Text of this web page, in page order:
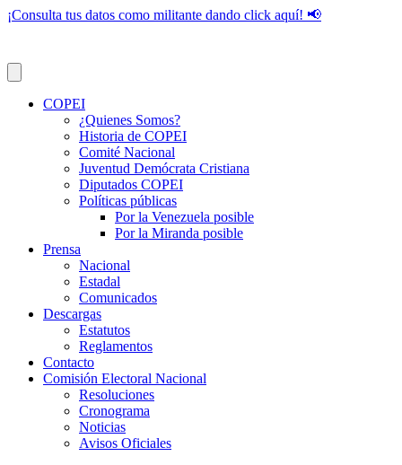
¡Consulta tus datos como militante dando click aquí! 📢
COPEI
¿Quienes Somos?
Historia de COPEI
Comité Nacional
Juventud Demócrata Cristiana
Diputados COPEI
Políticas públicas
Por la Venezuela posible
Por la Miranda posible
Prensa
Nacional
Estadal
Comunicados
Descargas
Estatutos
Reglamentos
Contacto
Comisión Electoral Nacional
Resoluciones
Cronograma
Noticias
Avisos Oficiales